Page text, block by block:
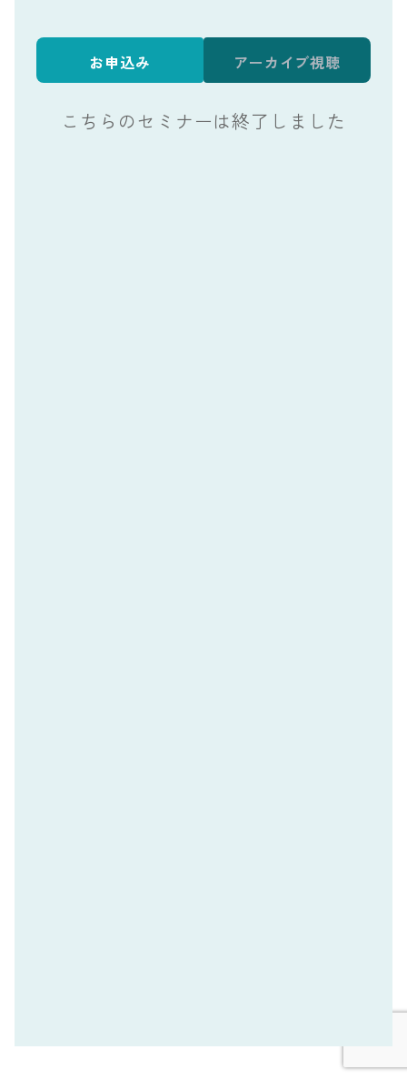
お申込み アーカイブ視聴
こちらのセミナーは終了しました